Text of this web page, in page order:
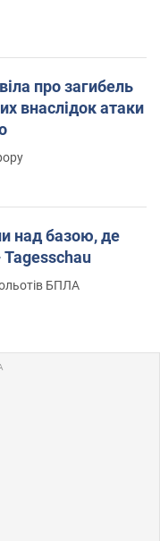
про загибель
внаслідок атаки
над базою, де
БПЛА